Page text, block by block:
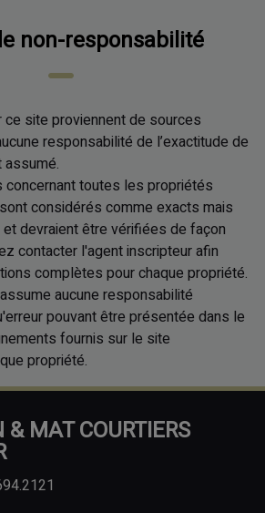
non-responsabilité
site proviennent de sources
responsabilité de l’exactitude de
toutes les propriétés
considérés comme exacts mais
devraient être vérifiées de façon
contacter l'agent inscripteur afin
complètes pour chaque propriété.
aucune responsabilité
pouvant être présentée dans le
fournis sur le site
propriété.
MAT COURTIERS